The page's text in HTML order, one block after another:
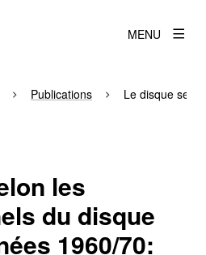
MENU
Publications Le disque
les
du disque
1960/70: